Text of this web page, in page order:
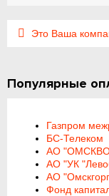
Это Ваша
Популярные
Газпром
БС-Телеком
АО
АО "УК
АО
Фонд